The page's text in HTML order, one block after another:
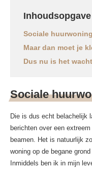
Inhoudsopgave
Sociale
Maar dan moet je
Dus nu is het
Sociale
Die is dus echt belachelijk
berichten over een
beamen. Het is natuurlijk
woning op de begane
Inmiddels ben ik in mijn